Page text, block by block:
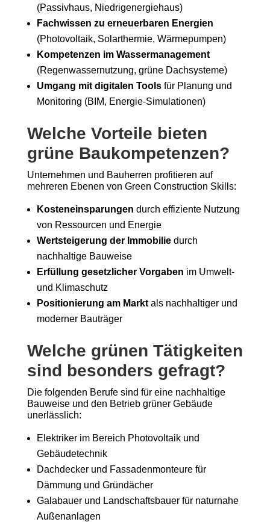
(Passivhaus, Niedrigenergiehaus)
Fachwissen zu erneuerbaren Energien
(Photovoltaik, Solarthermie, Wärmepumpen)
Kompetenzen im Wassermanagement
(Regenwassernutzung, grüne Dachsysteme)
Umgang mit digitalen Toolsfür Planung und
Monitoring (BIM, Energie-Simulationen)
Welche Vorteile bieten
grüne Baukompetenzen?
Unternehmen und Bauherren profitieren auf
mehreren Ebenen von Green Construction Skills:
Kosteneinsparungen durch effiziente Nutzung
von Ressourcen und Energie
Wertsteigerung der Immobiliedurch
nachhaltige Bauweise
Erfüllung gesetzlicher Vorgaben im Umwelt-
und Klimaschutz
Positionierung am Marktals nachhaltiger und
moderner Bauträger
Welche grünen Tätigkeiten
sind besonders gefragt?
Die folgenden Berufe sind für eine nachhaltige
Bauweise und den Betrieb grüner Gebäude
unerlässlich:
Elektriker im Bereich Photovoltaik und
Gebäudetechnik
Dachdecker und Fassadenmonteure für
Dämmung und Gründächer
Galabauer und Landschaftsbauer für naturnahe
Außenanlagen